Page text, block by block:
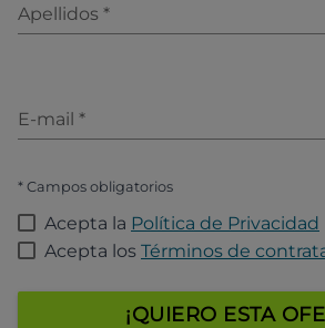
Apellidos *
E-mail *
* Campos obligatorios
Acepta la Política de Privacidad
Acepta los Términos de
¡QUIERO ESTA